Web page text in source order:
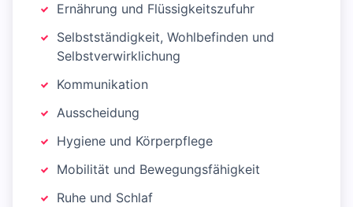
Ernährung und Flüssigkeitszufuhr
Selbstständigkeit, Wohlbefinden und
Selbstverwirklichung
Kommunikation
Ausscheidung
Hygiene und Körperpflege
Mobilität und Bewegungsfähigkeit
Ruhe und Schlaf